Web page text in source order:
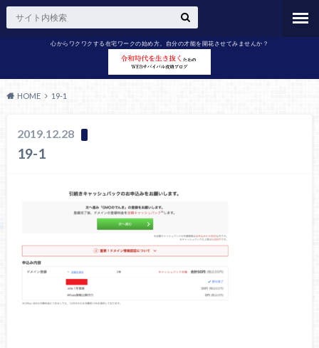
心からワクワクする在宅ワークの始め方。自分の才能を開花させてみませんか？
HOME 19-1
2019.12.28
19-1